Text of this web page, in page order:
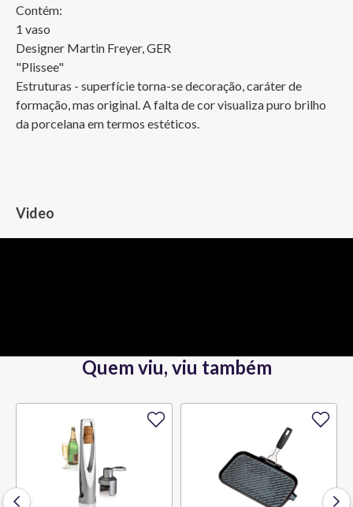
Contém:
1 vaso
Designer Martin Freyer, GER
"Plissee"
Estruturas - superfície torna-se decoração, caráter de
formação, mas original. A falta de cor visualiza puro brilho
da porcelana em termos estéticos.
Video
Quem viu, viu também